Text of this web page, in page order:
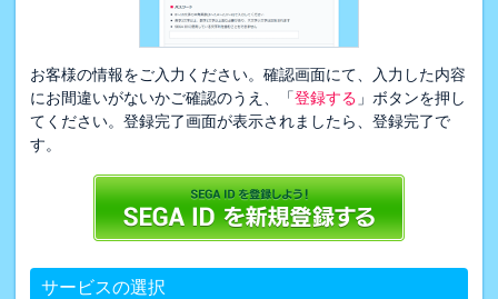
お客様の情報をご入力ください。確認画面にて、入力した内容
にお間違いがないかご確認のうえ、「登録する 」ボタンを押し
てください。登録完了画面が表示されましたら、登録完了で
す。
サービスの選択